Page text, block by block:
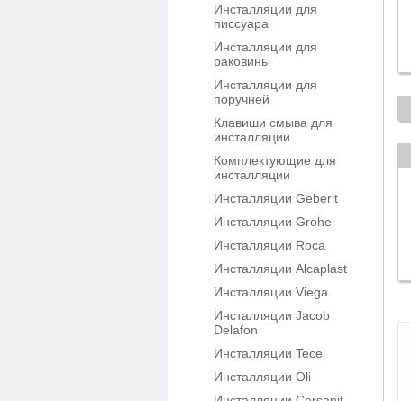
Инсталляции для
писсуара
Инсталляции для
раковины
Инсталляции для
поручней
Клавиши смыва для
инсталляции
Комплектующие для
инсталляции
Инсталляции Geberit
Инсталляции Grohe
Инсталляции Roca
Инсталляции Alcaplast
Инсталляции Viega
Инсталляции Jacob
Delafon
Инсталляции Tece
Инсталляции Oli